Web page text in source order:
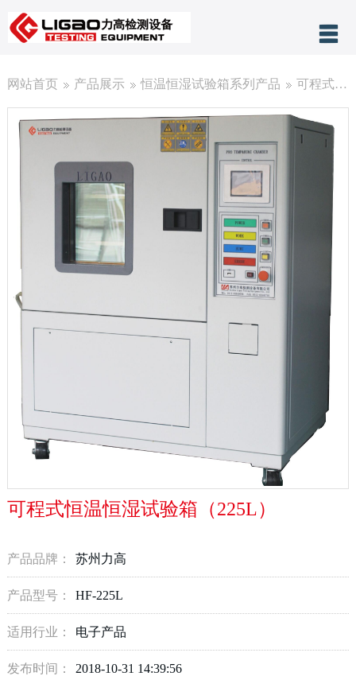
网站首页
关于力高
公司新闻
技术支持
售后服务
网站首页 产品展示 恒温恒湿试验箱系列产品 可程式恒温恒湿试验箱（225L）
可程式恒温恒湿试验箱（225L）
产品品牌： 苏州力高
产品型号： HF-225L
适用行业： 电子产品
发布时间： 2018-10-31 14:39:56